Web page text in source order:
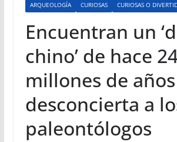
ARQUEOLOGÍA CURIOSAS CURIOSAS O
Encuentran un
chino’ de hace
millones de
desconcierta a
paleontólogos